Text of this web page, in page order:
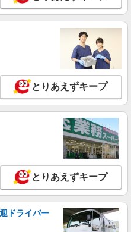
とりあえずキープ
とりあえずキープ
ドライバー